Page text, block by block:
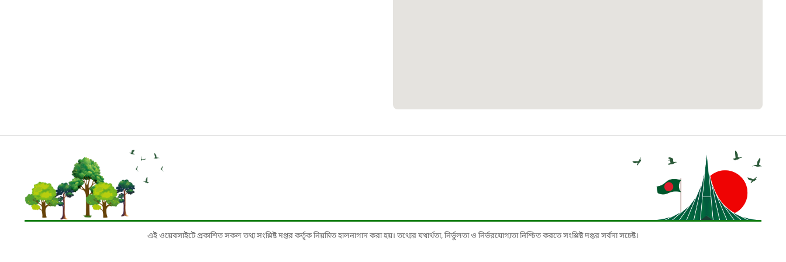
১৬১০৯
বাংলাদেশ কর্মচারী কল্যাণ বোর্ড হটলাইন
০১৯০৮৮৮৮৮৮৮
১৬১১৩
এই ওয়েবসাইটে প্রকাশিত সকল তথ্য সংশ্লিষ্ট দপ্তর কর্তৃক নিয়মিত হালনাগাদ করা হয়। তথ্যের যথার্থতা, নির্ভুলতা ও নির্ভরযোগ্যতা নিশ্চিত করতে সংশ্লিষ্ট দপ্তর সর্বদা সচেষ্ট।